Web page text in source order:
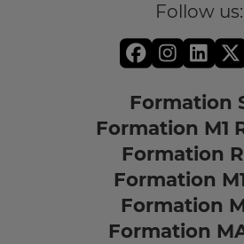
Follow us:
Formation
Formation M1
Formation
Formation
Formation
Formation